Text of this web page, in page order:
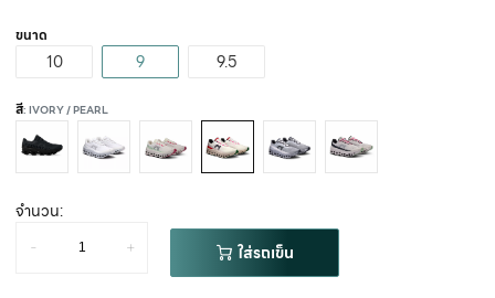
ขนาด
10 9 9.5
สี: IVORY / PEARL
จำนวน:
-
+ ใส่รถเข็น